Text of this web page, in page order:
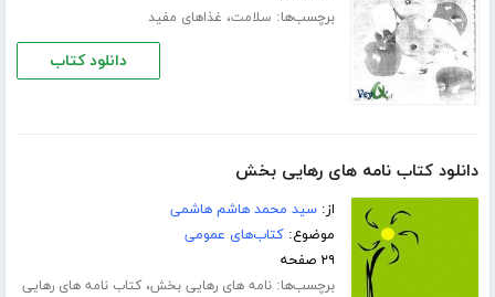
برچسب‌ها: سلامت، غذاهای مفید
دانلود کتاب
دانلود کتاب نامه های رهایی بخش
از:سید محمد هاشم هاشمی
موضوع:کتاب‌های عمومی
۲۹ صفحه
برچسب‌ها:نامه های رهایی بخش،کتاب نامه های رهایی